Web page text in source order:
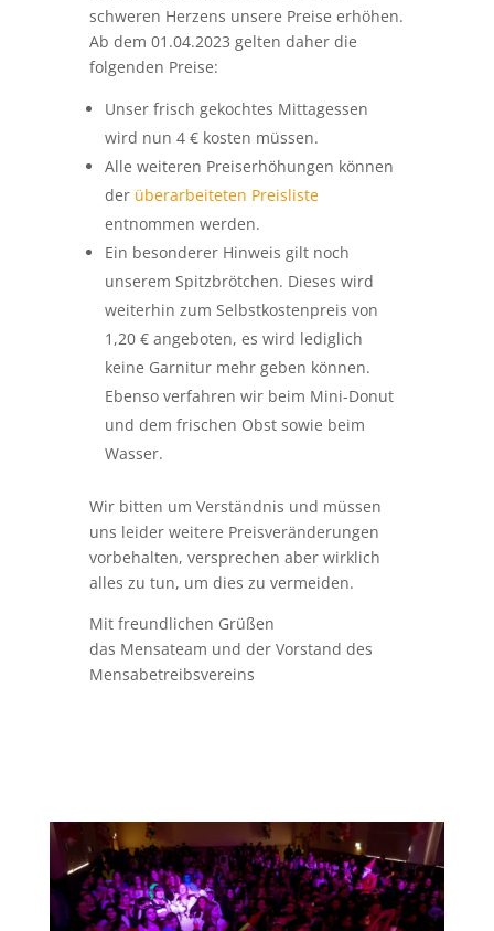
Ein besonderer Hinweis gilt noch
unserem Spitzbrötchen. Dieses wird
weiterhin zum Selbstkostenpreis von
1,20 € angeboten, es wird lediglich
keine Garnitur mehr geben können.
Ebenso verfahren wir beim Mini-Donut
und dem frischen Obst sowie beim
Wasser.
uns leider weitere Preisveränderungen
vorbehalten, versprechen aber wirklich
alles zu tun, um dies zu vermeiden.
Mit freundlichen Grüßen
Mensabetreibsvereins
Rückschau auf Karneval 2023 an der GEM
15. März 2023|TopThema,Uncategorized